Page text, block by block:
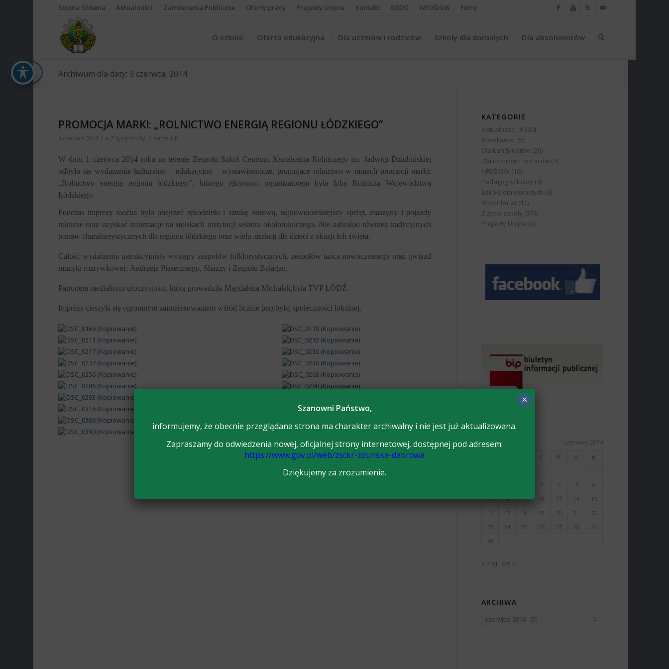
Strona Główna Aktualności Zamówienia Publiczne Oferty pracy Projekty Unijne Kontakt RODO WFOŚiGW Filmy
O szkole Oferta edukacyjna Dla uczniów i rodziców Szkoły dla dorosłych Dla absolwentów
Archiwum dla daty: 3 czerwca, 2014
PROMOCJA MARKI: „ROLNICTWO ENERGIĄ REGIONU ŁÓDZKIEGO”
3 czerwca 2014 / w Z życia szkoły / AutorA K
W dniu 1 czerwca 2014 roku na terenie Zespołu Szkół Centrum Kształcenia Rolniczego im. Jadwigi Dziubińskiej
odbyło się wydarzenie kulturalno – edukacyjno – wystawiennicze, promujące rolnictwo w ramach promocji marki:
„Rolnictwo energią regionu łódzkiego”, którego głównym organizatorem była Izba Rolnicza Województwa
Łódzkiego.
Podczas imprezy można było obejrzeć rękodzieło i sztukę ludową, najnowocześniejszy sprzęt, maszyny i pojazdy
rolnicze oraz uzyskać informacje na stoiskach instytucji sektora okołorolniczego. Nie zabrakło również tradycyjnych
potraw charakterystycznych dla regionu łódzkiego oraz wielu atrakcji dla dzieci z okazji Ich święta.
Całość wydarzenia uatrakcyjniały występy zespołów folklorystycznych, zespołów tańca nowoczesnego oraz gwiazd
muzyki rozrywkowej։ Andrzeja Piasecznego, Shazzy i Zespołu Bałagan.
Patronem medialnym uroczystości, którą prowadziła Magdalena Michalak,była TVP ŁÓDŹ.
Impreza cieszyła się ogromnym zainteresowaniem wśród licznie przybyłej społeczności lokalnej.
KATEGORIE
Aktualności (1 330)
Absolwenci (5)
Dla kandydatów (20)
Dla uczniów i rodziców (7)
NFOŚiGW (16)
Pedagog szkolny (4)
Szkoły dla dorosłych (6)
Wolontariat (11)
Z życia szkoły (674)
Projekty Unijne (2)
czerwiec 2014
C P S
N
1
5 6 7
8
9
10 11 12 13 14
15
16
17 18 19 20 21
22
23
24 25 26 27 28
29
30
« maj sie »
ARCHIWA
Szanowni Państwo,
informujemy, że obecnie przeglądana strona ma charakter archiwalny i nie jest już aktualizowana.
Zapraszamy do odwiedzenia nowej, oficjalnej strony internetowej, dostępnej pod adresem:
https://www.gov.pl/web/zsckr-zdunska-dabrowa
Dziękujemy za zrozumienie.
×